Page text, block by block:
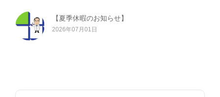
【夏季休暇のお知らせ】
2026年07月01日